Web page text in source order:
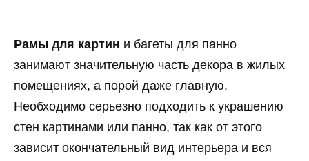
Рамы для картин и багеты для панно
занимают значительную часть декора в жилых
помещениях, а порой даже главную.
Необходимо серьезно подходить к украшению
стен картинами или панно, так как от этого
зависит окончательный вид интерьера и вся